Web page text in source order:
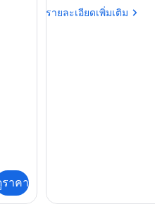
าคา
ของ
รายละเอียดเพิ่มเติม
ราย